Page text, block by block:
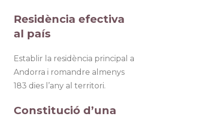
Residència efectiva
al país
Establir la residència principal a
Andorra i romandre almenys
183 dies l’any al territori.
Constitució d’una